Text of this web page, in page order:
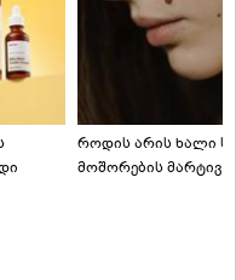
როდის არის ხალი
მოშორების